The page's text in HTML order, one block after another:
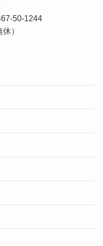
50-1244
）